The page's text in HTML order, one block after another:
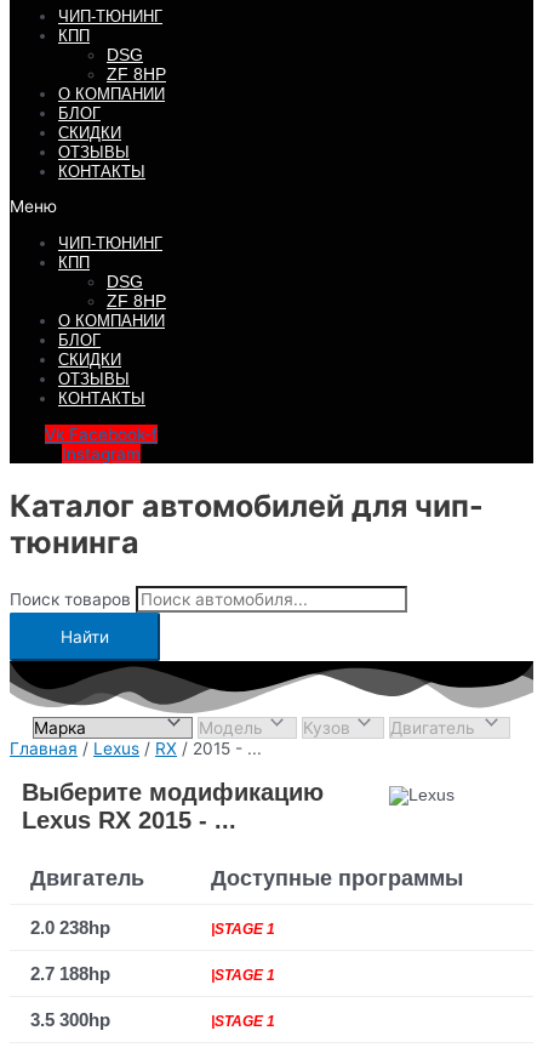
ЧИП-ТЮНИНГ
КПП
DSG
ZF 8HP
О КОМПАНИИ
БЛОГ
СКИДКИ
ОТЗЫВЫ
КОНТАКТЫ
Меню
ЧИП-ТЮНИНГ
КПП
DSG
ZF 8HP
О КОМПАНИИ
БЛОГ
СКИДКИ
ОТЗЫВЫ
КОНТАКТЫ
Vk Facebook-f
Instagram
Каталог автомобилей для чип-
тюнинга
Поиск товаров
Найти
Главная / Lexus / RX / 2015 - ...
Выберите модификацию
Lexus RX 2015 - ...
Двигатель Доступные программы
2.0 238hp |STAGE 1
2.7 188hp |STAGE 1
3.5 300hp |STAGE 1